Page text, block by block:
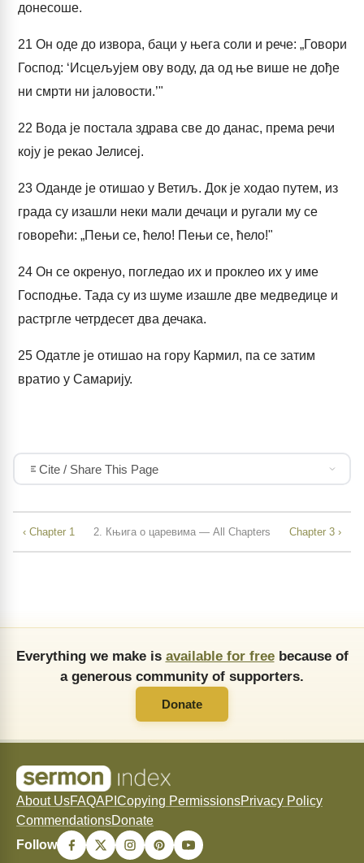
донесоше.
21 Он оде до извора, баци у њега соли и рече: „Говори
Господ: ‘Исцељујем ову воду, да од ње више не дође
ни смрти ни јаловости.’"
22 Вода је постала здрава све до данас, према речи
коју је рекао Јелисеј.
23 Оданде је отишао у Ветиљ. Док је ходао путем, из
града су изашли неки мали дечаци и ругали му се
говорећи: „Пењи се, ћело! Пењи се, ћело!"
24 Он се окренуо, погледао их и проклео их у име
Господње. Тада су из шуме изашле две медведице и
растргле четрдесет два дечака.
25 Одатле је отишао на гору Кармил, па се затим
вратио у Самарију.
Cite / Share This Page
‹ Chapter 1 2. Књига о царевима — All Chapters Chapter 3 ›
Everything we make is available for freebecause of
a generous community of supporters.
Donate
About UsFAQAPI Copying PermissionsPrivacy Policy
CommendationsDonate
Follow